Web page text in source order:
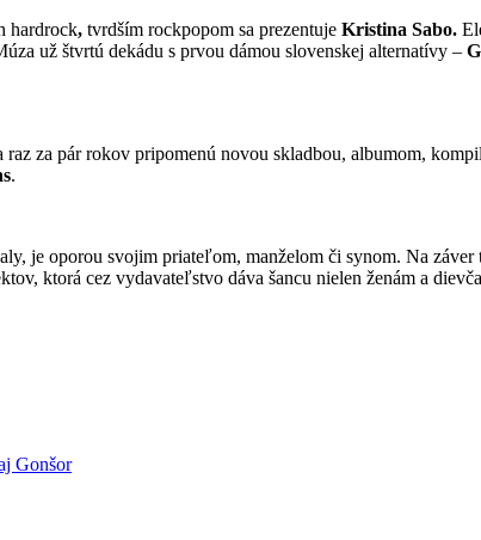
hardrock, tvrdším rockpopom sa prezentuje Kristina Sabo.
už štvrtú dekádu s prvou dámou slovenskej alternatívy –
raz za pár rokov pripomenú novou skladbou, albumom,
.
je oporou svojim priateľom, manželom či synom. Na
ktorá cez vydavateľstvo dáva šancu nielen ženám a
Gonšor